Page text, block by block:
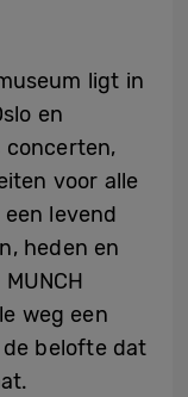
ligt in
en
concerten,
voor alle
levend
heden en
weg een
belofte dat